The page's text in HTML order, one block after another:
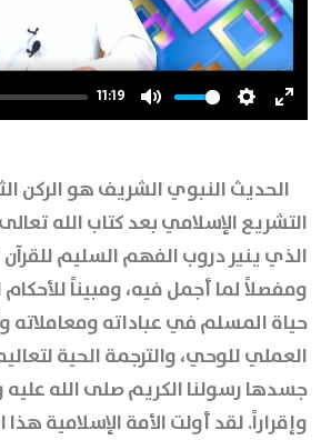
11:19
Mute Settings
الحديث النبوي الشريف هو الركن
التشريع الإسلامي بعد كتاب الله
الذي ينير دروب الفهم السليم للقرآن
ومفصلاً لما أجمل فيه، ومبيناً
حياة المسلم في عباداته ومعاملاته
العملي للوحي، والترجمة الحية
جسدها رسولنا الكريم صلى الله
وإقراراً. لقد أولت الأمة الإسلامية